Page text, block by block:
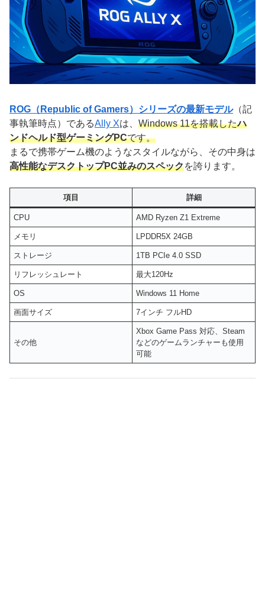
ROG（Republic of Gamers）シリーズの最新モデル（記
事執筆時点）であるAlly Xは、 Windows 11を搭載したハ
ンドヘルド型ゲーミングPCです。
まるで携帯ゲーム機のようなスタイルながら、その中身は
高性能なデスクトップPC並みのスペックを誇ります。
項目 詳細
CPU AMD Ryzen Z1 Extreme
メモリ LPDDR5X 24GB
ストレージ 1TB PCIe 4.0 SSD
リフレッシュレート 最大120Hz
OS Windows 11 Home
画面サイズ 7インチ フルHD
その他
Xbox Game Pass 対応、Steam
などのゲームランチャーも使用
可能